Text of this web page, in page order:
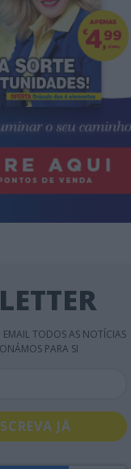
EMAIL TODOS AS NOTÍCIAS
PARA SI
JÁ